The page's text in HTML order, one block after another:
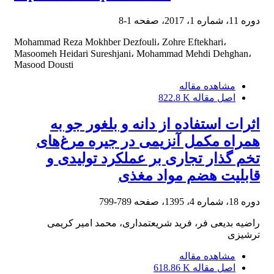
دوره 11، شماره 1، 2017، صفحه 1-8
Mohammad Reza Mokhber Dezfouli، Zohre Eftekhari،
Masoomeh Heidari Sureshjani، Mohammad Mehdi Dehghan،
Masood Dousti
مشاهده مقاله
اصل مقاله 822.8 K
اثرات استفاده از دانه و بلغور جو به
همراه مکمل آنزیمی در جیره مرغ‌های
تخم گذار تجاری بر عملکرد تولیدی و
قابلیت هضم مواد مغذی
دوره 18، شماره 4، 1395، صفحه 789-799
راضیه بدیعی فر، فرید شریعتمداری، محمد امیر کریمی
ترشیزی
مشاهده مقاله
اصل مقاله 618.86 K